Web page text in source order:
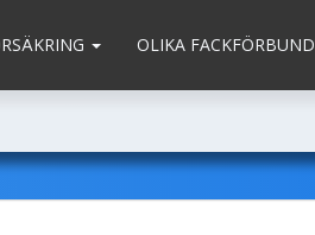
OLIKA FACKFÖRBUND